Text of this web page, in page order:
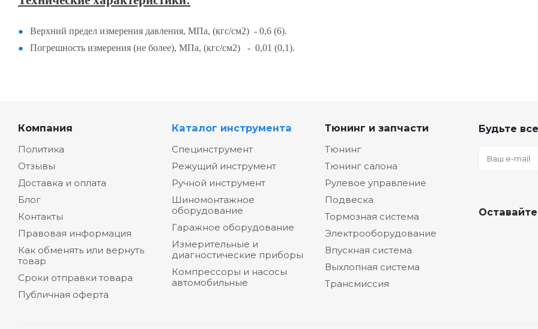
Верхний предел измерения давления, МПа, (кгс/см2) - 0,6 (6).
Погрешность измерения (не более), МПа, (кгс/см2) - 0,01 (0,1).
Компания
Политика
Отзывы
Доставка и оплата
Блог
Контакты
Правовая информация
Как обменять или вернуть
товар
Сроки отправки товара
Публичная оферта
Каталог инструмента
Специнструмент
Режущий инструмент
Ручной инструмент
Шиномонтажное
оборудование
Гаражное оборудование
Измерительные и
диагностические приборы
Компрессоры и насосы
автомобильные
Тюнинг и запчасти
Тюнинг
Тюнинг салона
Рулевое управление
Подвеска
Тормозная система
Электрооборудование
Впускная система
Выхлопная система
Трансмиссия
Будьте